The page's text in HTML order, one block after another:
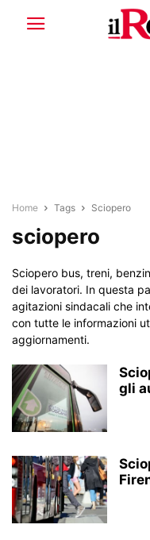
Home Tags Sciopero
sciopero
Sciopero bus, treni,
dei lavoratori. In questa
agitazioni sindacali che
con tutte le informazioni
aggiornamenti.
gli